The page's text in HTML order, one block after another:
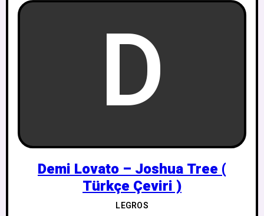
D
Demi Lovato – Joshua Tree (
Türkçe Çeviri )
LEGROS